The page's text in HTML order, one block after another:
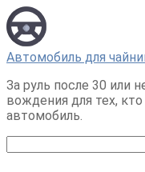
Перейти
к
контенту
Автомобиль для
За руль после 30 или
вождения для тех,
автомобиль.